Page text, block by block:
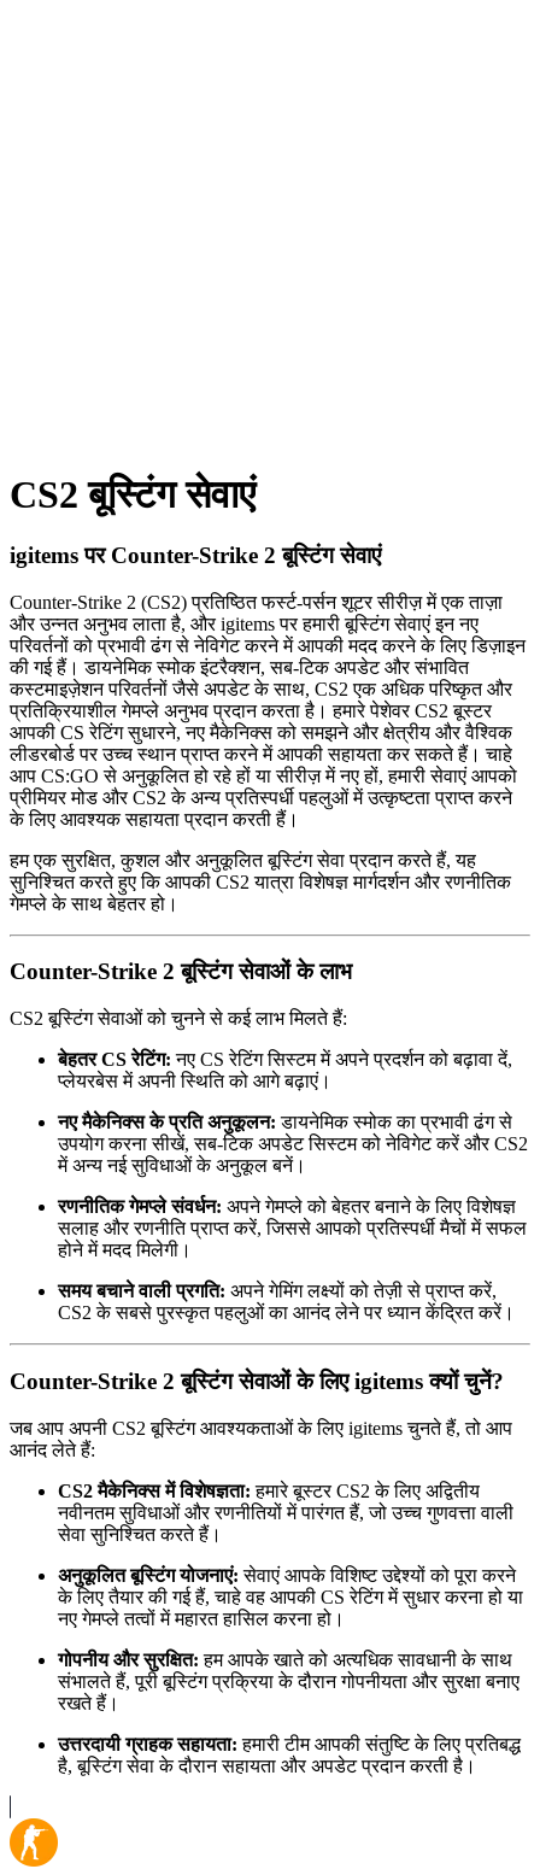
CS2 बूस्टिंग सेवाएं
igitems पर Counter-Strike 2 बूस्टिंग सेवाएं
Counter-Strike 2 (CS2) प्रतिष्ठित फर्स्ट-पर्सन शूटर सीरीज़ में एक ताज़ा
और उन्नत अनुभव लाता है, और igitems पर हमारी बूस्टिंग सेवाएं इन नए
परिवर्तनों को प्रभावी ढंग से नेविगेट करने में आपकी मदद करने के लिए डिज़ाइन
की गई हैं। डायनेमिक स्मोक इंटरैक्शन, सब-टिक अपडेट और संभावित
कस्टमाइज़ेशन परिवर्तनों जैसे अपडेट के साथ, CS2 एक अधिक परिष्कृत और
प्रतिक्रियाशील गेमप्ले अनुभव प्रदान करता है। हमारे पेशेवर CS2 बूस्टर
आपकी CS रेटिंग सुधारने, नए मैकेनिक्स को समझने और क्षेत्रीय और वैश्विक
लीडरबोर्ड पर उच्च स्थान प्राप्त करने में आपकी सहायता कर सकते हैं। चाहे
आप CS:GO से अनुकूलित हो रहे हों या सीरीज़ में नए हों, हमारी सेवाएं आपको
प्रीमियर मोड और CS2 के अन्य प्रतिस्पर्धी पहलुओं में उत्कृष्टता प्राप्त करने
के लिए आवश्यक सहायता प्रदान करती हैं।
हम एक सुरक्षित, कुशल और अनुकूलित बूस्टिंग सेवा प्रदान करते हैं, यह
सुनिश्चित करते हुए कि आपकी CS2 यात्रा विशेषज्ञ मार्गदर्शन और रणनीतिक
गेमप्ले के साथ बेहतर हो।
Counter-Strike 2 बूस्टिंग सेवाओं के लाभ
CS2 बूस्टिंग सेवाओं को चुनने से कई लाभ मिलते हैं:
बेहतर CS रेटिंग: नए CS रेटिंग सिस्टम में अपने प्रदर्शन को बढ़ावा दें,
प्लेयरबेस में अपनी स्थिति को आगे बढ़ाएं।
नए मैकेनिक्स के प्रति अनुकूलन: डायनेमिक स्मोक का प्रभावी ढंग से
उपयोग करना सीखें, सब-टिक अपडेट सिस्टम को नेविगेट करें और CS2
में अन्य नई सुविधाओं के अनुकूल बनें।
रणनीतिक गेमप्ले संवर्धन: अपने गेमप्ले को बेहतर बनाने के लिए विशेषज्ञ
सलाह और रणनीति प्राप्त करें, जिससे आपको प्रतिस्पर्धी मैचों में सफल
होने में मदद मिलेगी।
समय बचाने वाली प्रगति: अपने गेमिंग लक्ष्यों को तेज़ी से प्राप्त करें,
CS2 के सबसे पुरस्कृत पहलुओं का आनंद लेने पर ध्यान केंद्रित करें।
Counter-Strike 2 बूस्टिंग सेवाओं के लिए igitems क्यों चुनें?
जब आप अपनी CS2 बूस्टिंग आवश्यकताओं के लिए igitems चुनते हैं, तो आप
आनंद लेते हैं:
CS2 मैकेनिक्स में विशेषज्ञता: हमारे बूस्टर CS2 के लिए अद्वितीय
नवीनतम सुविधाओं और रणनीतियों में पारंगत हैं, जो उच्च गुणवत्ता वाली
सेवा सुनिश्चित करते हैं।
अनुकूलित बूस्टिंग योजनाएं: सेवाएं आपके विशिष्ट उद्देश्यों को पूरा करने
के लिए तैयार की गई हैं, चाहे वह आपकी CS रेटिंग में सुधार करना हो या
नए गेमप्ले तत्वों में महारत हासिल करना हो।
गोपनीय और सुरक्षित: हम आपके खाते को अत्यधिक सावधानी के साथ
संभालते हैं, पूरी बूस्टिंग प्रक्रिया के दौरान गोपनीयता और सुरक्षा बनाए
रखते हैं।
उत्तरदायी ग्राहक सहायता: हमारी टीम आपकी संतुष्टि के लिए प्रतिबद्ध
है, बूस्टिंग सेवा के दौरान सहायता और अपडेट प्रदान करती है।